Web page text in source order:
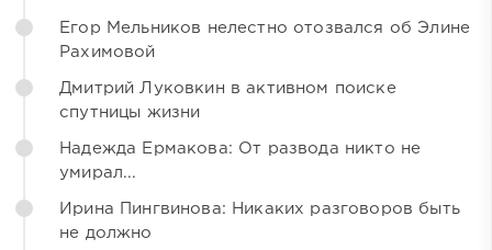
Егор Мельников нелестно отозвался об Элине
Рахимовой
Дмитрий Луковкин в активном поиске
спутницы жизни
Надежда Ермакова: От развода никто не
умирал...
Ирина Пингвинова: Никаких разговоров быть
не должно